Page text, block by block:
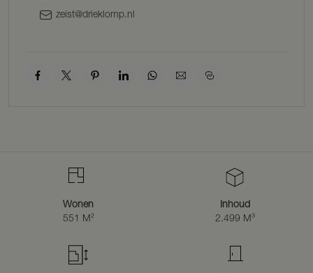
zeist@drieklomp.nl
Wonen
551 M²
Inhoud
2.499 M³